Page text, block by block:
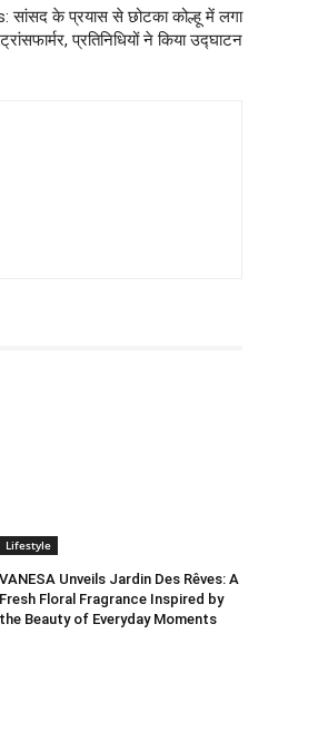
सांसद के प्रयास से छोटका कोल्हू में लगा
प्रतिनिधियों ने किया उद्घाटन
Lifestyle
VANESA Unveils Jardin Des Rêves: A
Fresh Floral Fragrance Inspired by
the Beauty of Everyday Moments